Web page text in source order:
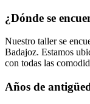
¿Dónde se
Nuestro taller se
Badajoz. Estamos
con todas las
Años de